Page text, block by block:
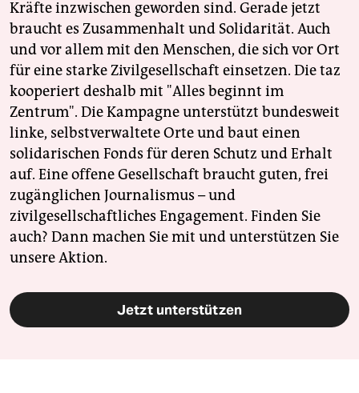
Kräfte inzwischen geworden sind. Gerade jetzt
braucht es Zusammenhalt und Solidarität. Auch
und vor allem mit den Menschen, die sich vor Ort
für eine starke Zivilgesellschaft einsetzen. Die taz
kooperiert deshalb mit "Alles beginnt im
Zentrum". Die Kampagne unterstützt bundesweit
linke, selbstverwaltete Orte und baut einen
solidarischen Fonds für deren Schutz und Erhalt
auf. Eine offene Gesellschaft braucht guten, frei
zugänglichen Journalismus – und
zivilgesellschaftliches Engagement. Finden Sie
auch? Dann machen Sie mit und unterstützen Sie
unsere Aktion.
Jetzt unterstützen